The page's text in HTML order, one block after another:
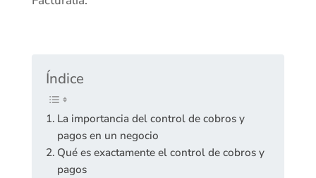
Índice
La importancia del control de cobros y
pagos en un negocio
Qué es exactamente el control de cobros y
pagos